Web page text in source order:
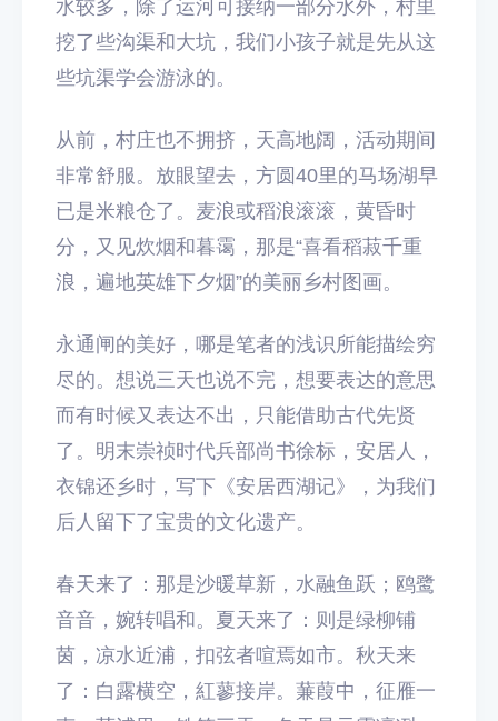
水较多，除了运河可接纳一部分水外，村里
挖了些沟渠和大坑，我们小孩子就是先从这
些坑渠学会游泳的。
从前，村庄也不拥挤，天高地阔，活动期间
非常舒服。放眼望去，方圆40里的马场湖早
已是米粮仓了。麦浪或稻浪滚滚，黄昏时
分，又见炊烟和暮霭，那是“喜看稻菽千重
浪，遍地英雄下夕烟”的美丽乡村图画。
永通闸的美好，哪是笔者的浅识所能描绘穷
尽的。想说三天也说不完，想要表达的意思
而有时候又表达不出，只能借助古代先贤
了。明末崇祯时代兵部尚书徐标，安居人，
衣锦还乡时，写下《安居西湖记》，为我们
后人留下了宝贵的文化遗产。
春天来了：那是沙暖草新，水融鱼跃；鸥鹭
音音，婉转唱和。夏天来了：则是绿柳铺
茵，凉水近浦，扣弦者喧焉如市。秋天来
了：白露横空，紅蓼接岸。蒹葭中，征雁一